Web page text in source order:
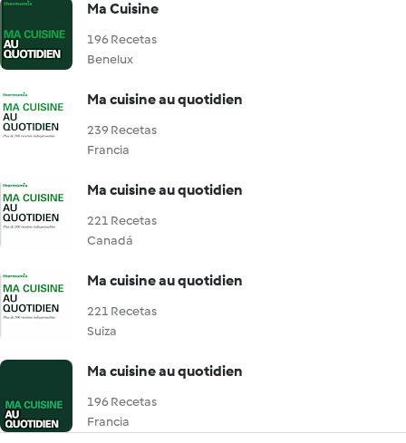
Ma Cuisine
196 Recetas
Benelux
Ma cuisine au quotidien
239 Recetas
Francia
Ma cuisine au quotidien
221 Recetas
Canadá
Ma cuisine au quotidien
221 Recetas
Suiza
Ma cuisine au quotidien
196 Recetas
Francia